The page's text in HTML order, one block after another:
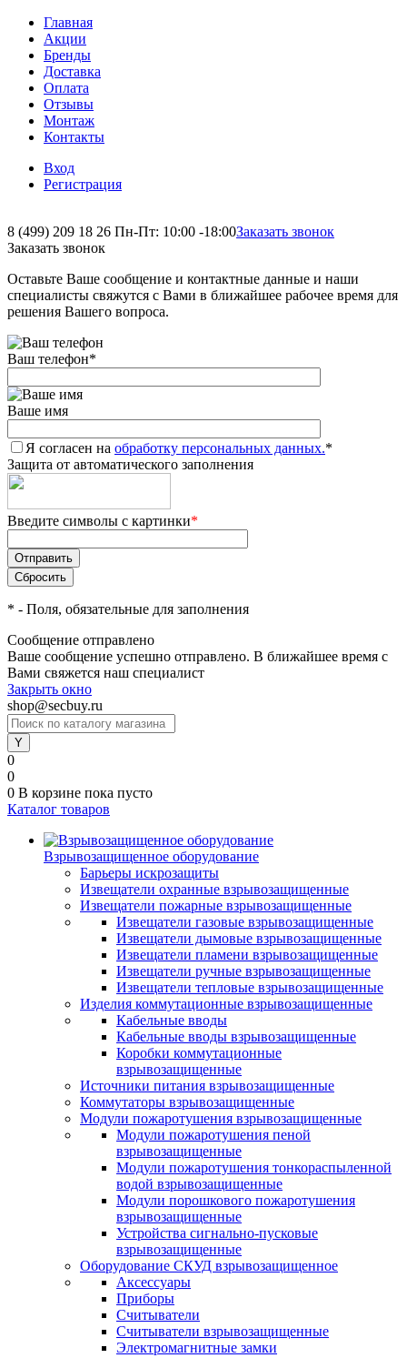
Главная
Акции
Бренды
Доставка
Оплата
Отзывы
Монтаж
Контакты
Вход
Регистрация
8 (499) 209 18 26 Пн-Пт: 10:00 -18:00Заказать звонок
Заказать звонок
Оставьте Ваше сообщение и контактные данные и наши
специалисты свяжутся с Вами в ближайшее рабочее время для
решения Вашего вопроса.
Ваш телефон*
Ваше имя
Я согласен на обработку персональных данных.*
Защита от автоматического заполнения
Введите символы с картинки*
* - Поля, обязательные для заполнения
Сообщение отправлено
Ваше сообщение успешно отправлено. В ближайшее время с
Вами свяжется наш специалист
Закрыть окно
shop@secbuy.ru
0
0
0 В корзине пока пусто
Каталог товаров
Взрывозащищенное оборудование
Барьеры искрозащиты
Извещатели охранные взрывозащищенные
Извещатели пожарные взрывозащищенные
Извещатели газовые взрывозащищенные
Извещатели дымовые взрывозащищенные
Извещатели пламени взрывозащищенные
Извещатели ручные взрывозащищенные
Извещатели тепловые взрывозащищенные
Изделия коммутационные взрывозащищенные
Кабельные вводы
Кабельные вводы взрывозащищенные
Коробки коммутационные
взрывозащищенные
Источники питания взрывозащищенные
Коммутаторы взрывозащищенные
Модули пожаротушения взрывозащищенные
Модули пожаротушения пеной
взрывозащищенные
Модули пожаротушения тонкораспыленной
водой взрывозащищенные
Модули порошкового пожаротушения
взрывозащищенные
Устройства сигнально-пусковые
взрывозащищенные
Оборудование СКУД взрывозащищенное
Аксессуары
Приборы
Считыватели
Считыватели взрывозащищенные
Электромагнитные замки